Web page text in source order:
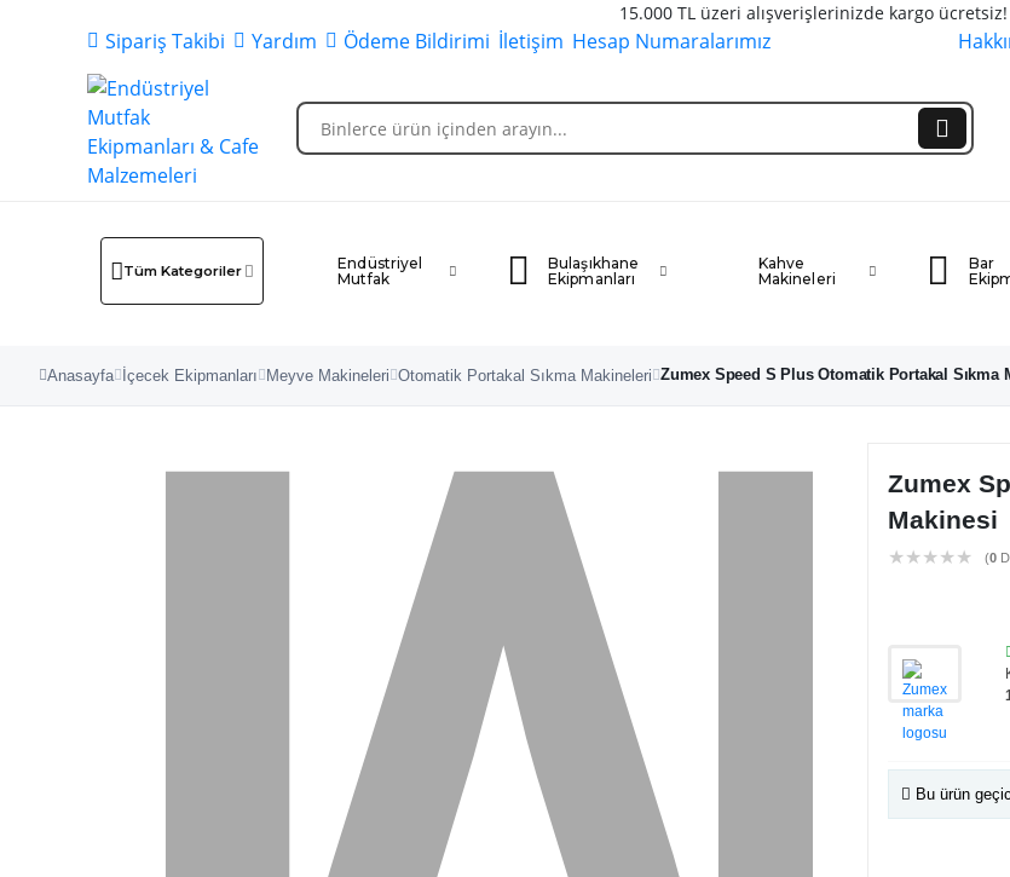
15.000 TL üzeri alışverişlerinizde kargo ücretsiz!
Sipariş Takibi Yardım Ödeme Bildirimi İletişim Hesap Numaralarımız
Tüm Kategoriler
Endüstriyel
Mutfak
Bulaşıkhane
Ekipmanları
Kahve
Makineleri
Bar
Anasayfa İçecek Ekipmanları Meyve Makineleri Otomatik Portakal Sıkma Makineleri Zumex Speed S Plus Otomatik Portakal Sıkma
Zumex
Makinesi
★★★★★ (0
Bu ürün